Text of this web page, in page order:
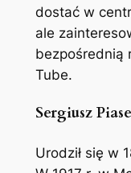
dostać w
ale
bezpośrednią
Tube.
Sergiusz
Urodził się w